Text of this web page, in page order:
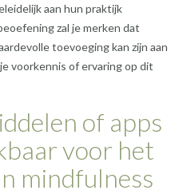
aan hun praktijk
zal je merken dat
toevoeging kan zijn aan
voorkennis of ervaring op dit
of apps
voor het
mindfulness